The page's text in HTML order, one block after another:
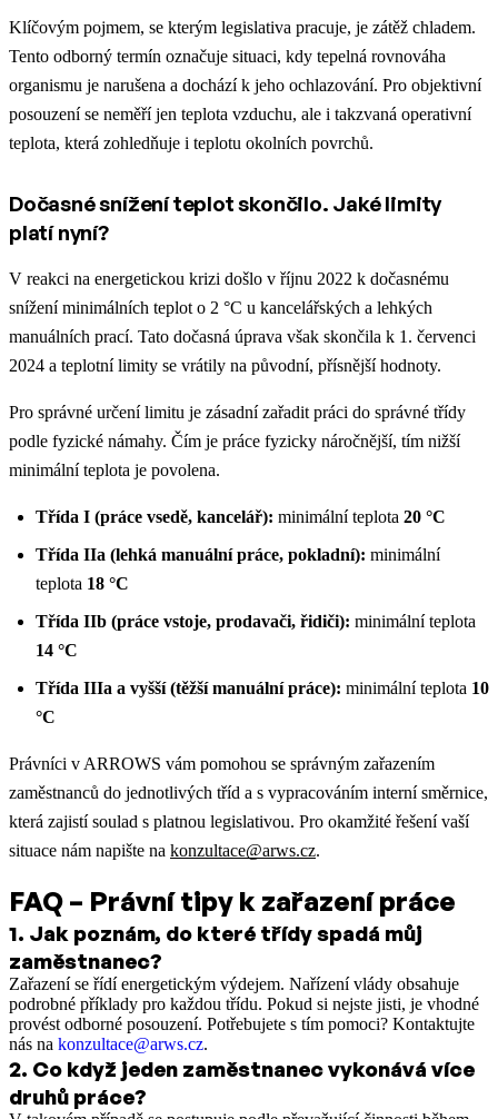
Klíčovým pojmem, se kterým legislativa pracuje, je zátěž chladem.
Tento odborný termín označuje situaci, kdy tepelná rovnováha
organismu je narušena a dochází k jeho ochlazování. Pro objektivní
posouzení se neměří jen teplota vzduchu, ale i takzvaná operativní
teplota, která zohledňuje i teplotu okolních povrchů.
Dočasné snížení teplot skončilo. Jaké limity
platí nyní?
V reakci na energetickou krizi došlo v říjnu 2022 k dočasnému
snížení minimálních teplot o 2 °C u kancelářských a lehkých
manuálních prací. Tato dočasná úprava však skončila k 1. červenci
2024 a teplotní limity se vrátily na původní, přísnější hodnoty.
Pro správné určení limitu je zásadní zařadit práci do správné třídy
podle fyzické námahy. Čím je práce fyzicky náročnější, tím nižší
minimální teplota je povolena.
Třída I (práce vsedě, kancelář): minimální teplota 20 °C
Třída IIa (lehká manuální práce, pokladní): minimální
teplota 18 °C
Třída IIb (práce vstoje, prodavači, řidiči): minimální teplota
14 °C
Třída IIIa a vyšší (těžší manuální práce): minimální teplota 10
°C
Právníci v ARROWS vám pomohou se správným zařazením
zaměstnanců do jednotlivých tříd a s vypracováním interní směrnice,
která zajistí soulad s platnou legislativou. Pro okamžité řešení vaší
situace nám napište na konzultace@arws.cz.
FAQ – Právní tipy k zařazení práce
1. Jak poznám, do které třídy spadá můj
zaměstnanec?
Zařazení se řídí energetickým výdejem. Nařízení vlády obsahuje
podrobné příklady pro každou třídu. Pokud si nejste jisti, je vhodné
provést odborné posouzení. Potřebujete s tím pomoci? Kontaktujte
nás na konzultace@arws.cz.
2. Co když jeden zaměstnanec vykonává více
druhů práce?